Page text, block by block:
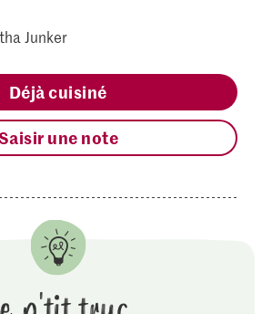
Junker
Déjà cuisiné
Saisir une note